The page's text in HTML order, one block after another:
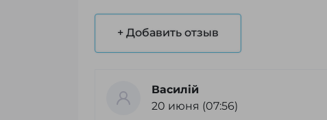
+ Добавить отзыв
Василій
20 июня (07:56)